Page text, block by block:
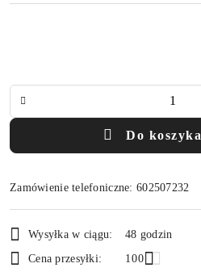
Do koszyka
Zamówienie telefoniczne: 602507232
i
dostawa
Wysyłka w ciągu:
48 godzin
Cena przesyłki:
100